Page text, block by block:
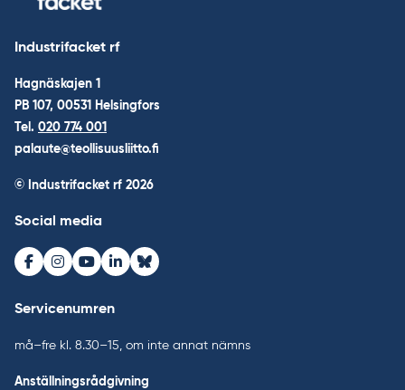
Industrifacket rf
Hagnäskajen 1
PB 107, 00531 Helsingfors
Tel. 020 774 001
palaute@teollisuusliitto.fi
© Industrifacket rf 2026
Social media
Facebook
Instagram
Youtube
LinkedInBluesky
Servicenumren
må–fre kl. 8.30–15, om inte annat nämns
Anställningsrådgivning